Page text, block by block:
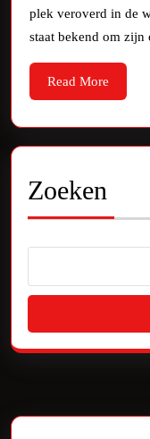
plek veroverd in de
staat bekend om zijn
Read More
More
Zoeken